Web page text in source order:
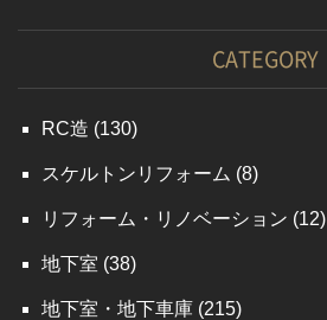
CATEGORY
RC造 (130)
スケルトンリフォーム (8)
リフォーム・リノベーション (12)
地下室 (38)
地下室・地下車庫 (215)